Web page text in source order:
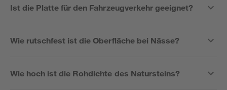
Ist die Platte für den Fahrzeugverkehr geeignet?
Wie rutschfest ist die Oberfläche bei Nässe?
Wie hoch ist die Rohdichte des Natursteins?